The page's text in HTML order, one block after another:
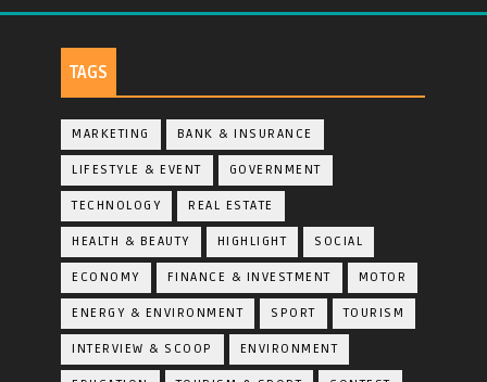
TAGS
MARKETING BANK & INSURANCE
LIFESTYLE & EVENT GOVERNMENT
TECHNOLOGY REAL ESTATE
HEALTH & BEAUTY HIGHLIGHT SOCIAL
ECONOMY FINANCE & INVESTMENT MOTOR
ENERGY & ENVIRONMENT SPORT TOURISM
INTERVIEW & SCOOP ENVIRONMENT